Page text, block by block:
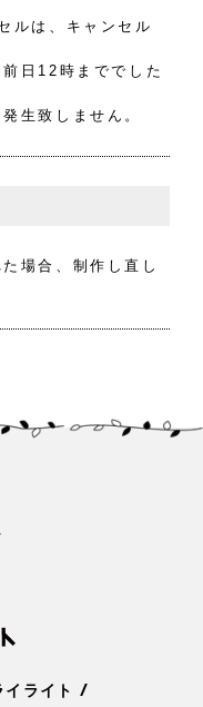
ルは、キャンセル
日12時まででした
生致しません。
場合、制作し直し
イライト/